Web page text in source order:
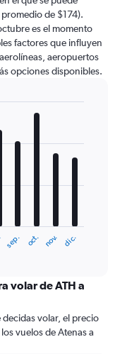
de $174).
es el momento
factores que influyen
aeropuertos
opciones disponibles.
sep. oct. nov. dic.
volar de ATH a
volar, el precio
vuelos de Atenas a